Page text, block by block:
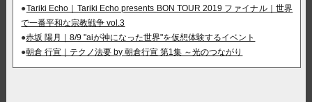
●Tariki Echo｜Tariki Echo presents BON TOUR 2019 ファイナル｜世界
で一番平和な宗教戦争 vol.3
●赤坂 陽月｜8/9 "aiが神になった世界"を仮想体験するイベント
●朝倉 行宣｜テクノ法要 by 朝倉行宣 第1集 ～光のつながり